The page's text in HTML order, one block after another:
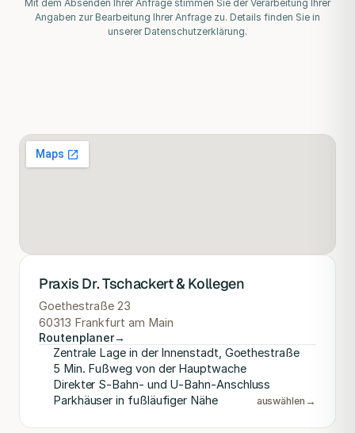
Mit dem Absenden Ihrer Anfrage stimmen Sie der Verarbeitung Ihrer
Angaben zur Bearbeitung Ihrer Anfrage zu. Details finden Sie in
unserer Datenschutzerklärung.
Praxis Dr. Tschackert & Kollegen
Goethestraße 23
60313 Frankfurt am Main
Routenplaner→
Zentrale Lage in der Innenstadt, Goethestraße
5 Min. Fußweg von der Hauptwache
Direkter S-Bahn- und U-Bahn-Anschluss
Parkhäuser in fußläufiger Nähe
auswählen →